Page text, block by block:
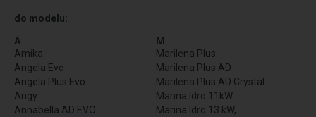
do modelu:
A
Amika
Angela Evo
Angela Plus Evo
Angy
Annabella AD EVO
M
Marilena Plus
Marilena Plus AD
Marilena Plus AD Crystal
Marina Idro 11kW
Marina Idro 13 kW,